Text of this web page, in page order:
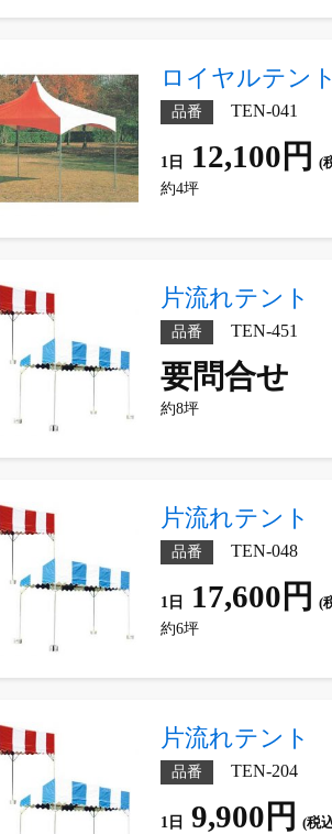
ロイヤルテン
品番 TEN-041
1日 12,100円 (
約4坪
片流れテント
品番 TEN-451
要問合せ
約8坪
片流れテント
品番 TEN-048
1日 17,600円 (
約6坪
片流れテント
品番 TEN-204
1日 9,900円 (税